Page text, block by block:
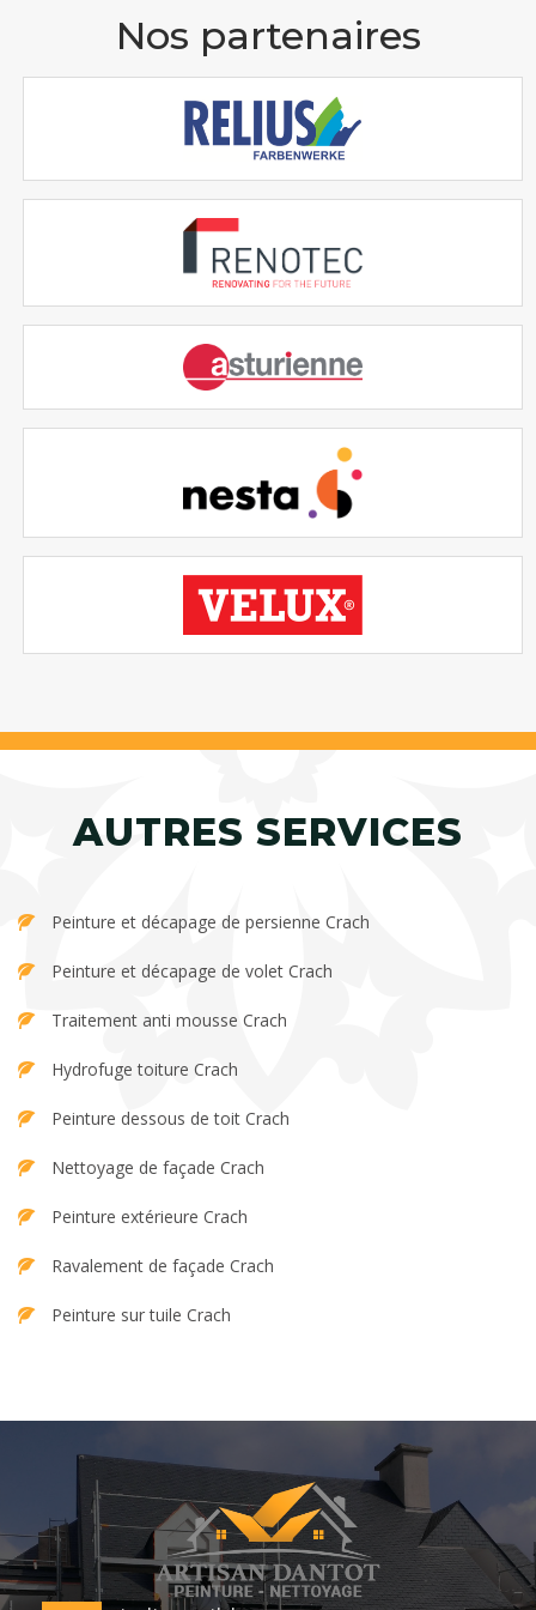
Nos partenaires
AUTRES SERVICES
Peinture et décapage de persienne Crach
Peinture et décapage de volet Crach
Traitement anti mousse Crach
Hydrofuge toiture Crach
Peinture dessous de toit Crach
Nettoyage de façade Crach
Peinture extérieure Crach
Ravalement de façade Crach
Peinture sur tuile Crach